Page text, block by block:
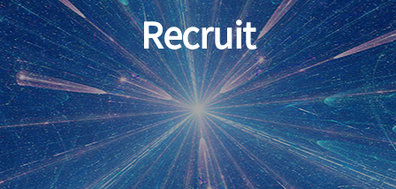
Recruit